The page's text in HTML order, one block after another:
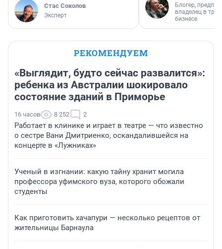
Стас Соколов
Эксперт
Блогер,
владелец в
бизнесе
РЕКОМЕНДУЕМ
«Выглядит, будто сейчас развалится»:
ребенка из Австралии шокировало
состояние зданий в Приморье
16 часов 8 252 2
Работает в клинике и играет в театре — что известно
о сестре Вани Дмитриенко, оскандалившейся на
концерте в «Лужниках»
Ученый в изгнании: какую тайну хранит могила
профессора уфимского вуза, которого обожали
студенты
Как приготовить хачапури — несколько рецептов от
жительницы Барнаула